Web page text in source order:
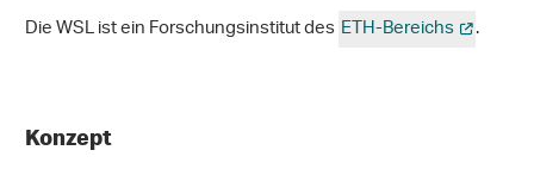
Die WSL ist ein Forschungsinstitut desETH-Bereichs .
Konzept